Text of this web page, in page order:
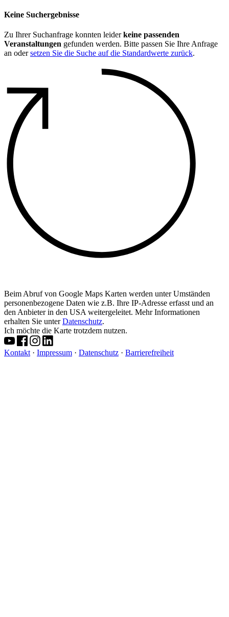
Keine Suchergebnisse
Zu Ihrer Suchanfrage konnten leiderkeine passenden
Veranstaltungen gefunden werden. Bitte passen Sie Ihre Anfrage
an odersetzen Sie die Suche auf die Standardwerte zurück.
Beim Abruf von Google Maps Karten werden unter Umständen
personenbezogene Daten wie z.B. Ihre IP-Adresse erfasst und an
den Anbieter in den USA weitergeleitet. Mehr Informationen
erhalten Sie unterDatenschutz.
Ich möchte die Karte trotzdem nutzen.
Kontakt · Impressum · Datenschutz · Barrierefreiheit